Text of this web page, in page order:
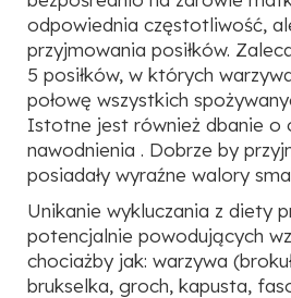
odpowiednia częstotliwość,
przyjmowania posiłków.
5 posiłków, w których
połowę wszystkich
Istotne jest również dbanie o
nawodnienia . Dobrze by
posiadały wyraźne walory
Unikanie wykluczania z diety
potencjalnie powodujących
chociażby jak: warzywa
brukselka, groch, kapusta,